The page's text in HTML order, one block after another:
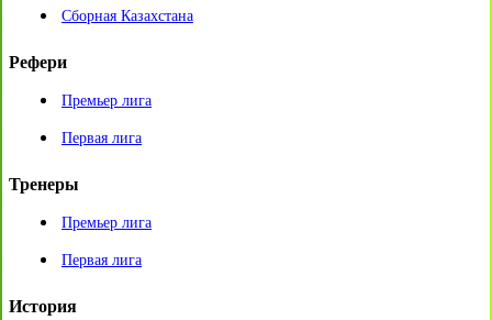
Сборная Казахстана
Рефери
Премьер лига
Первая лига
Тренеры
Премьер лига
Первая лига
История